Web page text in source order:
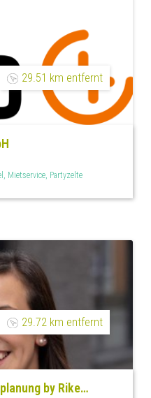
29.51 km entfernt
Mietservice, Partyzelte
29.72 km entfernt
by Rike